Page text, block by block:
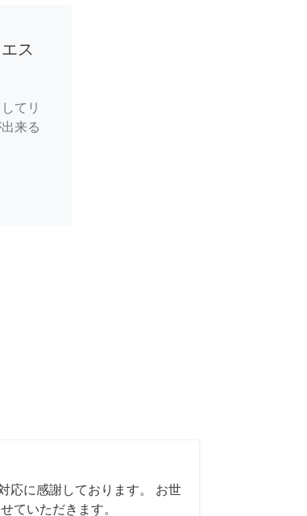
ス
てリ
来る
応に感謝しております。 お世
ていただきます。